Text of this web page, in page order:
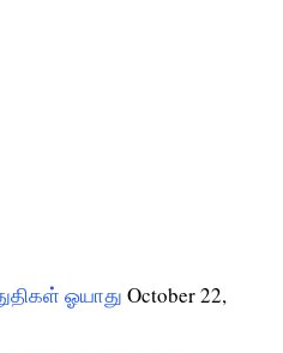
ஓயாது October 22,